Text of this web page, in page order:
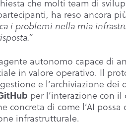
che molti team di
ha reso ancora
i problemi nella mia
autonomo capace di
in valore operativo. Il
e l’archiviazione dei
per l’interazione con il
concreta di come l’AI
infrastrutturale.